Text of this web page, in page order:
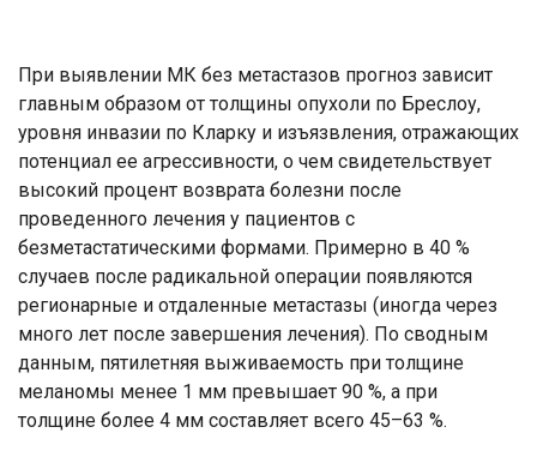
При выявлении МК без метастазов прогноз зависит
главным образом от толщины опухоли по Бреслоу,
уровня инвазии по Кларку и изъязвления, отражающих
потенциал ее агрессивности, о чем свидетельствует
высокий процент возврата болезни после
проведенного лечения у пациентов с
безметастатическими формами. Примерно в 40 %
случаев после радикальной операции появляются
регионарные и отдаленные метастазы (иногда через
много лет после завершения лечения). По сводным
данным, пятилетняя выживаемость при толщине
меланомы менее 1 мм превышает 90 %, а при
толщине более 4 мм составляет всего 45–63 %.